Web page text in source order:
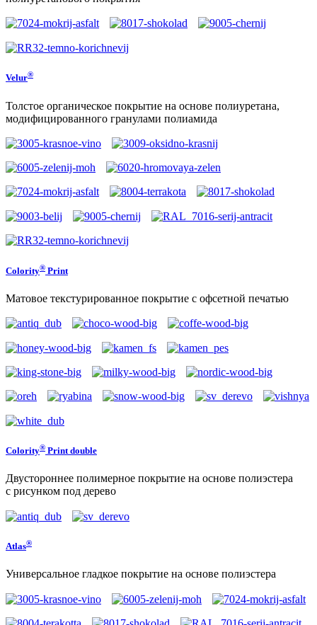
Velur®
Толстое органическое покрытие на основе полиуретана,
модифицированного гранулами полиамида
Colority® Print
Матовое текстурированное покрытие с офсетной печатью
Colority® Print double
Двустороннее полимерное покрытие на основе полиэстера
с рисунком под дерево
Atlas®
Универсальное гладкое покрытие на основе полиэстера